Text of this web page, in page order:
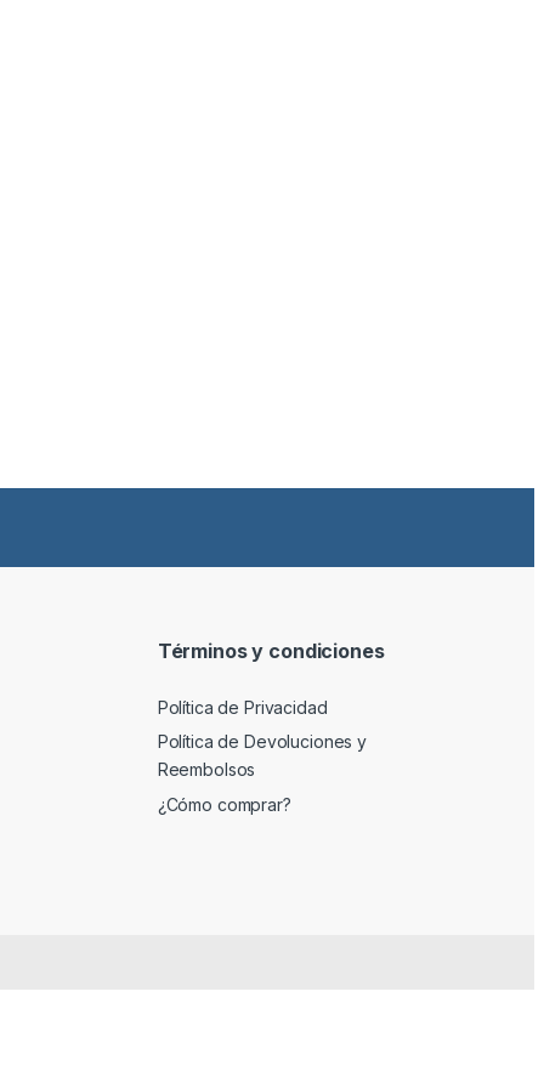
Términos y condiciones
Política de Privacidad
Política de Devoluciones y
Reembolsos
¿Cómo comprar?